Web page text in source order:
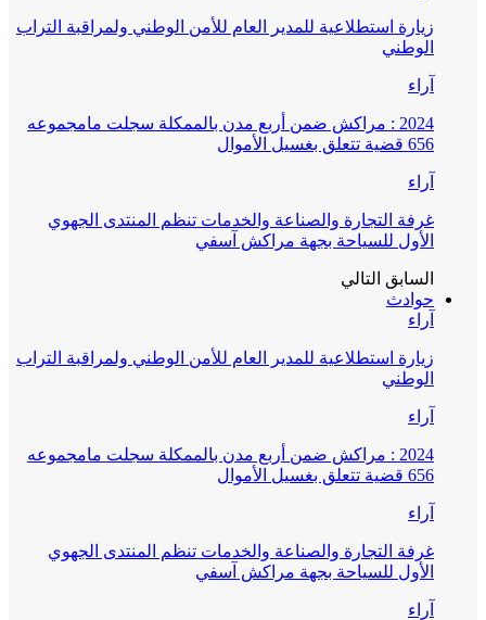
زيارة استطلاعية للمدير العام للأمن الوطني ولمراقبة التراب
الوطني
آراء
2024 : مراكش ضمن أربع مدن بالممكلة سجلت مامجموعه
656 قضية تتعلق بغسيل الأموال
آراء
غرفة التجارة والصناعة والخدمات تنظم المنتدى الجهوي
الأول للسياحة بجهة مراكش آسفي
السابق التالي
حوادث
آراء
زيارة استطلاعية للمدير العام للأمن الوطني ولمراقبة التراب
الوطني
آراء
2024 : مراكش ضمن أربع مدن بالممكلة سجلت مامجموعه
656 قضية تتعلق بغسيل الأموال
آراء
غرفة التجارة والصناعة والخدمات تنظم المنتدى الجهوي
الأول للسياحة بجهة مراكش آسفي
آراء